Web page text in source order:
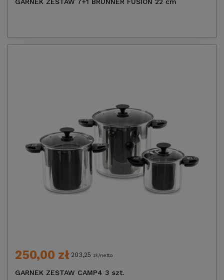
250,00 zł 203,25 zł/netto
GARNEK ZESTAW CAMP4 3 szt.